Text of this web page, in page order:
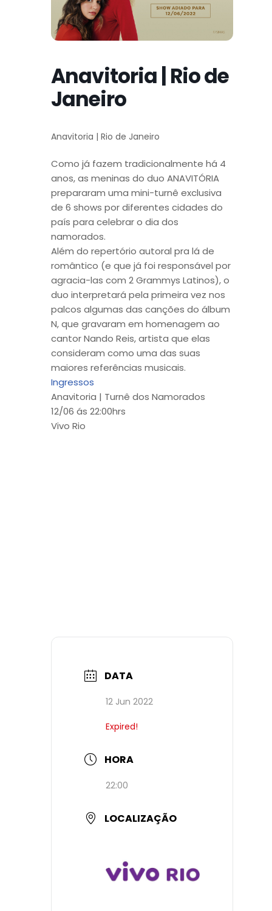
Anavitoria | Rio de
Janeiro
Anavitoria | Rio de Janeiro
Como já fazem tradicionalmente há 4
anos, as meninas do duo ANAVITÓRIA
prepararam uma mini-turnê exclusiva
de 6 shows por diferentes cidades do
país para celebrar o dia dos
namorados.
Além do repertório autoral pra lá de
romântico (e que já foi responsável por
agracia-las com 2 Grammys Latinos), o
duo interpretará pela primeira vez nos
palcos algumas das canções do álbum
N, que gravaram em homenagem ao
cantor Nando Reis, artista que elas
consideram como uma das suas
maiores referências musicais.
Ingressos
Anavitoria | Turnê dos Namorados
12/06 ás 22:00hrs
Vivo Rio
DATA
12 Jun 2022
Expired!
HORA
22:00
LOCALIZAÇÃO